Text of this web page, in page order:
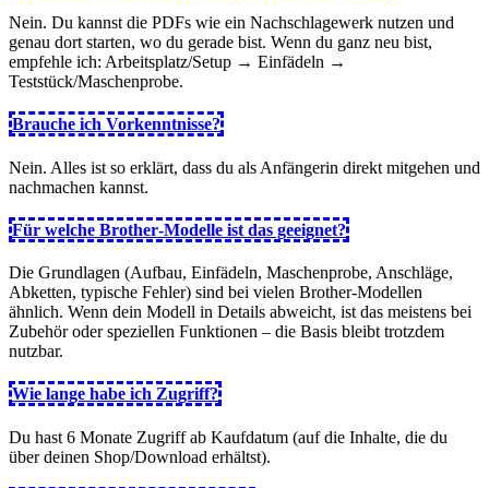
Nein. Du kannst die PDFs wie ein Nachschlagewerk nutzen und
genau dort starten, wo du gerade bist. Wenn du ganz neu bist,
empfehle ich: Arbeitsplatz/Setup → Einfädeln →
Teststück/Maschenprobe.
Brauche ich Vorkenntnisse?
Nein. Alles ist so erklärt, dass du als Anfängerin direkt mitgehen und
nachmachen kannst.
Für welche Brother‑Modelle ist das geeignet?
Die Grundlagen (Aufbau, Einfädeln, Maschenprobe, Anschläge,
Abketten, typische Fehler) sind bei vielen Brother‑Modellen
ähnlich. Wenn dein Modell in Details abweicht, ist das meistens bei
Zubehör oder speziellen Funktionen – die Basis bleibt trotzdem
nutzbar.
Wie lange habe ich Zugriff?
Du hast 6 Monate Zugriff ab Kaufdatum (auf die Inhalte, die du
über deinen Shop/Download erhältst).